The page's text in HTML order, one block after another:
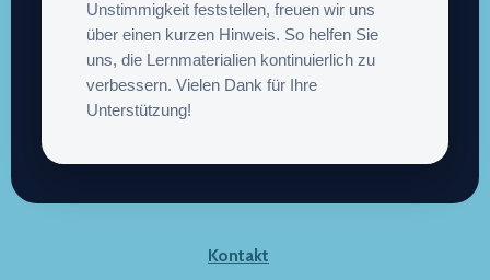
Unstimmigkeit feststellen, freuen wir uns
über einen kurzen Hinweis. So helfen Sie
uns, die Lernmaterialien kontinuierlich zu
verbessern. Vielen Dank für Ihre
Unterstützung!
Kontakt